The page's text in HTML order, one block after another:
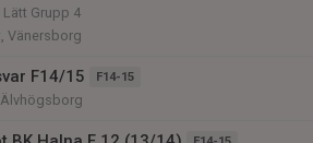
Lätt Grupp 4
Vänersborg
F14/15 F14-15
Älvhögsborg